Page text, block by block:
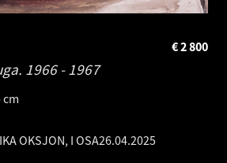
1966 - 1967
cm
2 800
€
OKSJON, I OSA26.04.2025